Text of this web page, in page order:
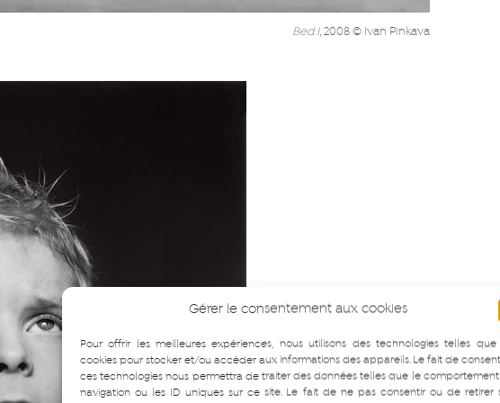
Gérer le consentement aux cookies
Pour offrir les meilleures expériences, nous utilisons des technologies telles que
cookies pour stocker et/ou accéder aux informations des appareils. Le fait de
ces technologies nous permettra de traiter des données telles que le
navigation ou les ID uniques sur ce site. Le fait de ne pas consentir ou de retirer
Bed I, 2008 © Ivan Pinkava